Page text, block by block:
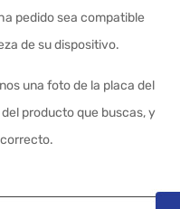
pedido sea compatible
de su dispositivo.
una foto de la placa del
producto que buscas, y